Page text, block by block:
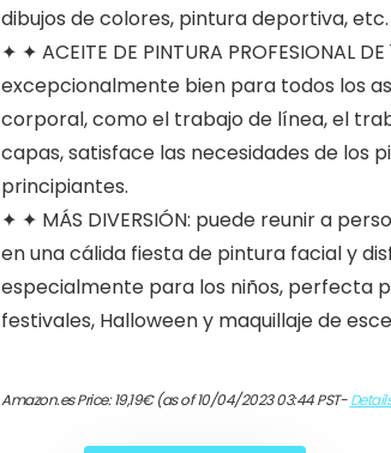
dibujos de colores, pintura deportiva, etc.
✦ ✦ ACEITE DE PINTURA PROFESIONAL
excepcionalmente bien para todos los
corporal, como el trabajo de línea, el
capas, satisface las necesidades de los
principiantes.
✦ ✦ MÁS DIVERSIÓN: puede reunir a
en una cálida fiesta de pintura facial y
especialmente para los niños, perfecta
festivales, Halloween y maquillaje de
Amazon.es Price:19,19€(as of 10/04/2023 03:44 PST-Details